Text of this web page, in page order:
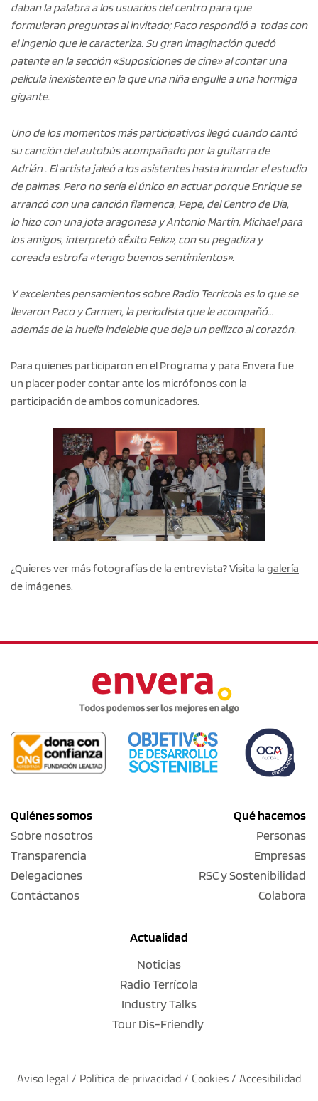
daban la palabra a los usuarios del centro para que
formularan preguntas al invitado; Paco respondió a todas con
el ingenio que le caracteriza. Su gran imaginación quedó
patente en la sección «Suposiciones de cine» al contar una
película inexistente en la que una niña engulle a una hormiga
gigante.
Uno de los momentos más participativos llegó cuando cantó
su canción del autobús acompañado por la guitarra de
Adrián . El artista jaleó a los asistentes hasta inundar el estudio
de palmas. Pero no sería el único en actuar porque Enrique se
arrancó con una canción flamenca, Pepe, del Centro de Día,
lo hizo con una jota aragonesa y Antonio Martín, Michael para
los amigos, interpretó «Éxito Feliz», con su pegadiza y
coreada estrofa «tengo buenos sentimientos».
Y excelentes pensamientos sobre Radio Terrícola es lo que se
llevaron Paco y Carmen, la periodista que le acompañó…
además de la huella indeleble que deja un pellizco al corazón.
Para quienes participaron en el Programa y para Envera fue
un placer poder contar ante los micrófonos con la
participación de ambos comunicadores.
¿Quieres ver más fotografías de la entrevista? Visita la galería
de imágenes.
Quiénes somos
Sobre nosotros
Transparencia
Delegaciones
Contáctanos
Qué hacemos
Personas
Empresas
RSC y Sostenibilidad
Colabora
Actualidad
Noticias
Radio Terrícola
Industry Talks
Tour Dis-Friendly
Aviso legal / Política de privacidad / Cookies / Accesibilidad